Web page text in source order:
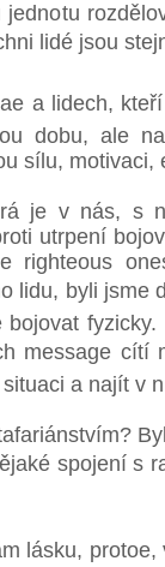
lidé jsou
a lidech,
dobu, ale
sílu, motivaci,
je v nás, s
utrpení
righteous
lidu, byli jsme
message
a najít v
spojení s
lásku,